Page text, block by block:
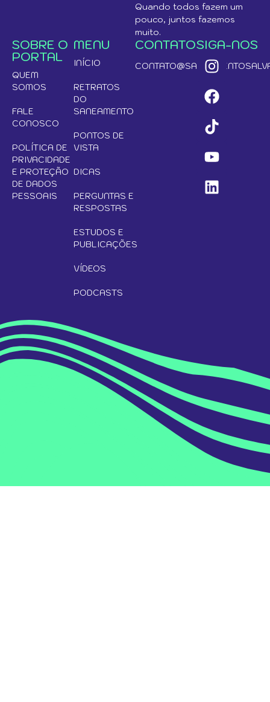
Quando todos fazem um
pouco, juntos fazemos
muito.
SOBRE O
PORTAL
QUEM
SOMOS
FALE
CONOSCO
POLÍTICA DE
PRIVACIDADE
E PROTEÇÃO
DE DADOS
PESSOAIS
MENU
INÍCIO
RETRATOS
DO
SANEAMENTO
PONTOS DE
VISTA
DICAS
PERGUNTAS E
RESPOSTAS
ESTUDOS E
PUBLICAÇÕES
VÍDEOS
PODCASTS
CONTATOSIGA-NOS